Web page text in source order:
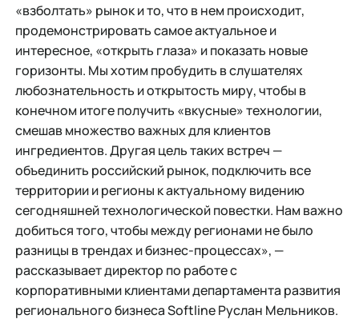
«взболтать» рынок и то, что в нем происходит,
продемонстрировать самое актуальное и
интересное, «открыть глаза» и показать новые
горизонты. Мы хотим пробудить в слушателях
любознательность и открытость миру, чтобы в
конечном итоге получить «вкусные» технологии,
смешав множество важных для клиентов
ингредиентов. Другая цель таких встреч —
объединить российский рынок, подключить все
территории и регионы к актуальному видению
сегодняшней технологической повестки. Нам важно
добиться того, чтобы между регионами не было
разницы в трендах и бизнес-процессах», —
рассказывает директор по работе с
корпоративными клиентами департамента развития
регионального бизнеса Softline Руслан Мельников.